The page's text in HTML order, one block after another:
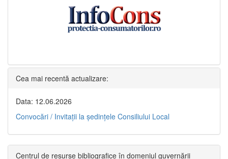
Cea mai recentă actualizare:
Data: 12.06.2026
Convocări / Invitaţii la şedinţele Consiliului Local
Centrul de resurse bibliografice în domeniul guvernării